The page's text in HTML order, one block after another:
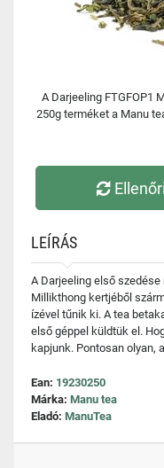
A Darjeeling FTGFOP1
250g terméket a Manu
LEÍRÁS
A Darjeeling első szedése
Millikthong kertjéből
ízével tűnik ki. A tea
első géppel küldtük el.
kapjunk. Pontosan olyan,
Ean: 19230250
Márka: Manu tea
Eladó: ManuTea